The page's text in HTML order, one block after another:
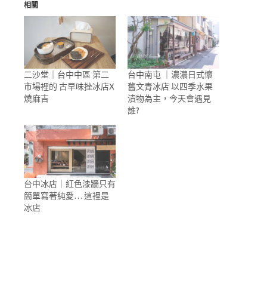
相關
二沙堂｜台中中區 第二
市場裡的 古早味挫冰店X
燒麻吉
台中南屯 ｜濃濃日式懷
舊文青冰店 以四季水果
漬物為主，今天會遇見
誰?
台中冰店｜紅色漆牆只有
簡單寫著純愛… 這裡是
冰店